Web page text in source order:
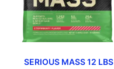
SERIOUS MASS 12 LBS
Las
opciones
se
elegir